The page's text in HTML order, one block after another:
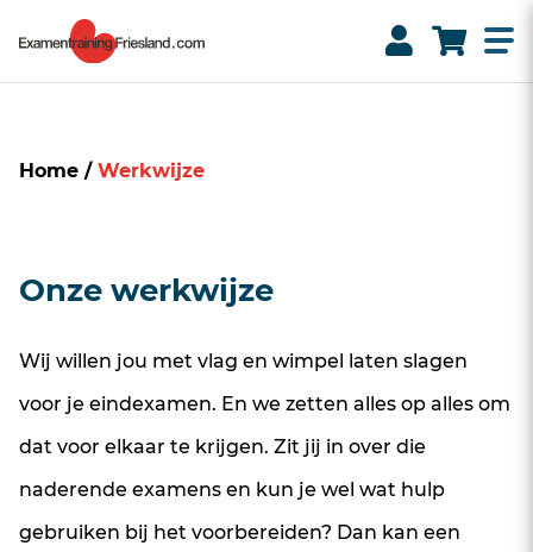
Home / Werkwijze
Onze werkwijze
Wij willen jou met vlag en wimpel laten slagen
voor je eindexamen. En we zetten alles op alles om
dat voor elkaar te krijgen. Zit jij in over die
naderende examens en kun je wel wat hulp
gebruiken bij het voorbereiden? Dan kan een